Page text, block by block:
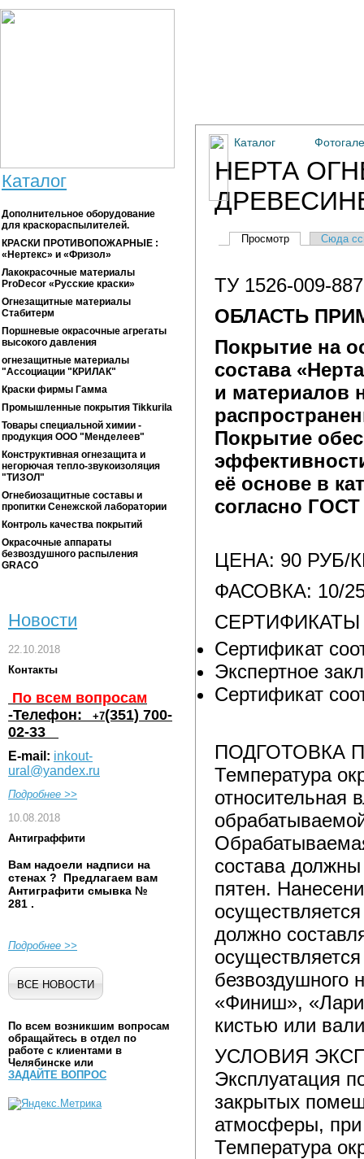
Перейти к основному содержанию
Каталог
Дополнительное оборудование
для краскораспылителей.
КРАСКИ ПРОТИВОПОЖАРНЫЕ :
«Нертекс» и «Фризол»
Лакокрасочные материалы
ProDecor «Русские краски»
Огнезащитные материалы
Стабитерм
Поршневые окрасочные агрегаты
высокого давления
огнезащитные материалы
"Ассоциации "КРИЛАК"
Краски фирмы Гамма
Промышленные покрытия Tikkurila
Товары специальной химии -
продукция ООО "Менделеев"
Конструктивная огнезащита и
негорючая тепло-звукоизоляция
"ТИЗОЛ"
Огнебиозащитные составы и
пропитки Сенежской лаборатории
Контроль качества покрытий
Окрасочные аппараты
безвоздушного распыления
GRACO
Новости
22.10.2018
Контакты
По всем вопросам
-Телефон:
+7(351) 700-
02-33
E-mail: inkout-
ural@yandex.ru
Подробнее >>
10.08.2018
Антиграффити
Вам надоели надписи на
стенах ? Предлагаем вам
Антиграфити смывка №
281 .
Подробнее >>
ВСЕ НОВОСТИ
По всем возникшим вопросам
обращайтесь в отдел по
работе с клиентами в
Челябинске или
ЗАДАЙТЕ ВОПРОС
Каталог
НЕРТА
Главные вкладки
Просмотр(активная
Сюда
ТУ 1526-009-
ОБЛАСТЬ
Покрытие на
состава
и материалов
Покрытие
её основе в
согласно ГОСТ
ЦЕНА: 90 РУБ/
ФАСОВКА: 10/
СЕРТИФИКАТЫ
Сертификат
Экспертное
Сертификат
ПОДГОТОВКА
Температура
относительная
состава
пятен.
должно
безвоздушного
«Финиш»,
кистью или
УСЛОВИЯ
Эксплуатация
закрытых
атмосферы, при
Температура